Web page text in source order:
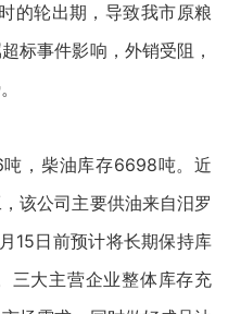
的轮出期，导致我市原粮
标事件影响，外销受阻，
，柴油库存6698吨。近
该公司主要供油来自汨罗
15日前预计将长期保持库
三大主营企业整体库存充